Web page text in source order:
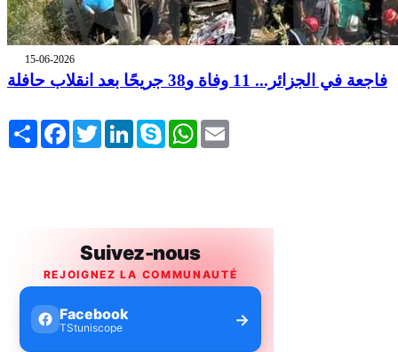
15-06-2026
فاجعة في الجزائر... 11 وفاة و38 جريحًا بعد انقلاب حافلة
Share FacebookTwitterLinkedInSkype WhatsApp